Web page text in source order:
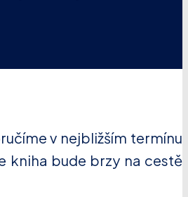
v nejbližším termínu
kniha bude brzy na cestě